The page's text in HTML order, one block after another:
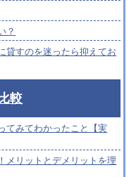
？
貸すのを迷ったら抑えてお
較
てみてわかったこと【実
メリットとデメリットを理